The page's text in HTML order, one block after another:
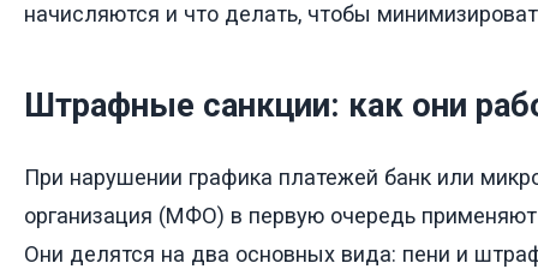
начисляются и что делать, чтобы
Штрафные санкции: как они
При нарушении графика платежей банк или
организация (МФО) в первую очередь
Они делятся на два основных вида: пени и